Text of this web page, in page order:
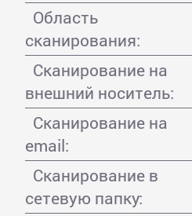
Область
сканирования:
Сканирование на
внешний носитель:
Сканирование на
email:
Сканирование в
сетевую папку: